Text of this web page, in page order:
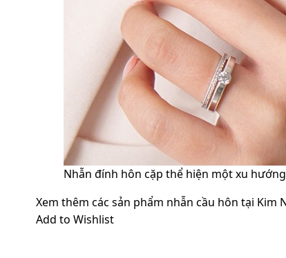
Nhẫn đính hôn cặp thể hiện một xu
Xem thêm các sản phẩm nhẫn cầu hôn tại Kim
Add to Wishlist